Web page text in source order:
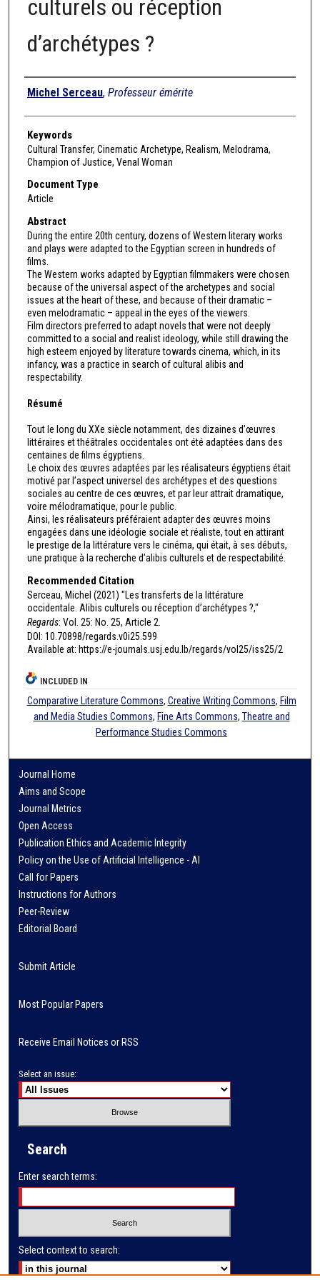
culturels ou réception
d’archétypes ?
Authors
Michel Serceau, Professeur émérite
Keywords
Cultural Transfer, Cinematic Archetype, Realism, Melodrama,
Champion of Justice, Venal Woman
Document Type
Article
Abstract
During the entire 20th century, dozens of Western literary works
and plays were adapted to the Egyptian screen in hundreds of
films.
The Western works adapted by Egyptian filmmakers were chosen
because of the universal aspect of the archetypes and social
issues at the heart of these, and because of their dramatic –
even melodramatic – appeal in the eyes of the viewers.
Film directors preferred to adapt novels that were not deeply
committed to a social and realist ideology, while still drawing the
high esteem enjoyed by literature towards cinema, which, in its
infancy, was a practice in search of cultural alibis and
respectability.
Résumé
Tout le long du XXe siècle notamment, des dizaines d’œuvres
littéraires et théâtrales occidentales ont été adaptées dans des
centaines de films égyptiens.
Le choix des œuvres adaptées par les réalisateurs égyptiens était
motivé par l’aspect universel des archétypes et des questions
sociales au centre de ces œuvres, et par leur attrait dramatique,
voire mélodramatique, pour le public.
Ainsi, les réalisateurs préféraient adapter des œuvres moins
engagées dans une idéologie sociale et réaliste, tout en attirant
le prestige de la littérature vers le cinéma, qui était, à ses débuts,
une pratique à la recherche d’alibis culturels et de respectabilité.
Recommended Citation
Serceau, Michel (2021) "Les transferts de la littérature
occidentale. Alibis culturels ou réception d’archétypes ?,"
Regards: Vol. 25: No. 25, Article 2.
DOI: 10.70898/regards.v0i25.599
Available at: https://e-journals.usj.edu.lb/regards/vol25/iss25/2
INCLUDED IN
Comparative Literature Commons, Creative Writing Commons, Film
and Media Studies Commons, Fine Arts Commons, Theatre and
Performance Studies Commons
Journal Home
Aims and Scope
Journal Metrics
Open Access
Publication Ethics and Academic Integrity
Policy on the Use of Artificial Intelligence - AI
Call for Papers
Instructions for Authors
Peer-Review
Editorial Board
Submit Article
Most Popular Papers
Receive Email Notices or RSS
Select an issue:
Search
Enter search terms:
Select context to search: